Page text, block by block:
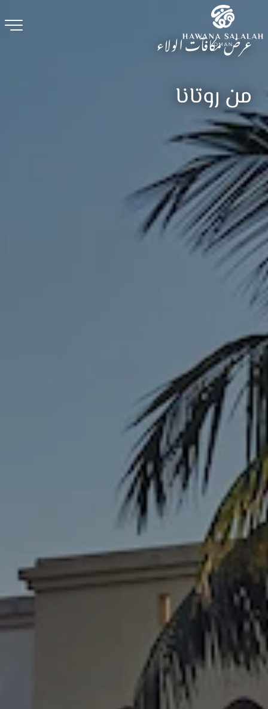
عرض مكافآت الولاء
من روتانا